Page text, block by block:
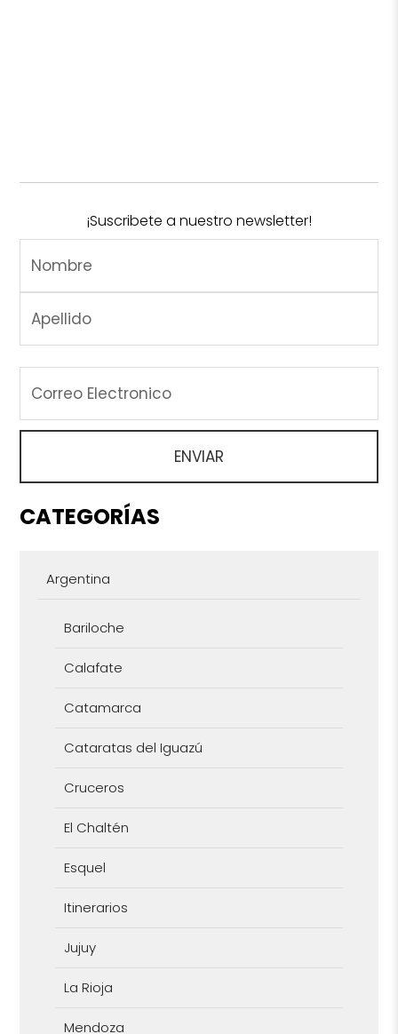
¡Suscribete a nuestro newsletter!
CATEGORÍAS
Argentina
Bariloche
Calafate
Catamarca
Cataratas del Iguazú
Cruceros
El Chaltén
Esquel
Itinerarios
Jujuy
La Rioja
Mendoza